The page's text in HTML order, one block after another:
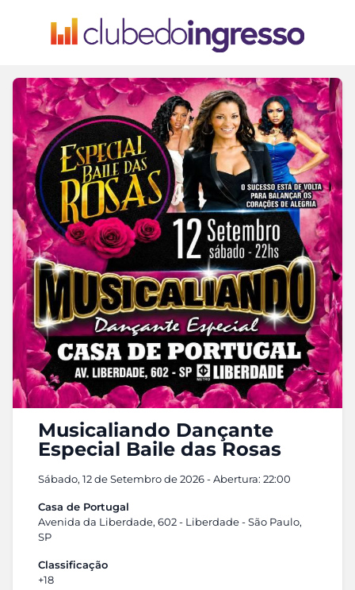
Musicaliando Dançante
Especial Baile das Rosas
Sábado, 12 de Setembro de 2026 - Abertura: 22:00
Casa de Portugal
Avenida da Liberdade, 602 - Liberdade - São Paulo,
SP
Classificação
+18